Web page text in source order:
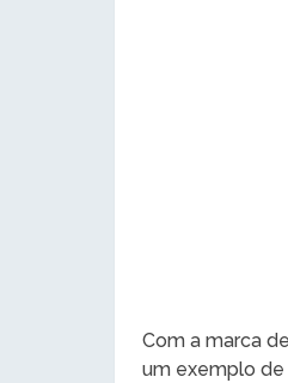
Com a marca
um exemplo de